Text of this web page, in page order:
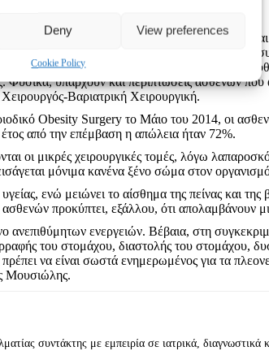
Deny View preferences
Cookie Policy
απώλεια βάρους είναι γρήγορη, χωρίς πείνα
προκαλείται δυσαπορρόφηση κάποιων εκ των
σωματικού βάρους, ενώ έπειτα ο
Φυσικά, υπάρχουν και περιπτώσεις ασθενών
Βαριατρική Χειρουργική.
Οbesity Surgery το Μάιο του 2014, οι
από την επέμβαση η απώλεια ήταν 72%.
οι μικρές χειρουργικές τομές, λόγω
μόνιμα κανένα ξένο σώμα στον
ενώ μειώνει το αίσθημα της πείνας και της
προκύπτει, εξάλλου, ότι απολαμβάνουν
ενεργειών. Βέβαια, στη
του στομάχου, διαστολής του στομάχου,
να είναι σωστά ενημερωμένος για τα
Μουσιώλης.
συντάκτης με εμπειρία σε ιατρικά,